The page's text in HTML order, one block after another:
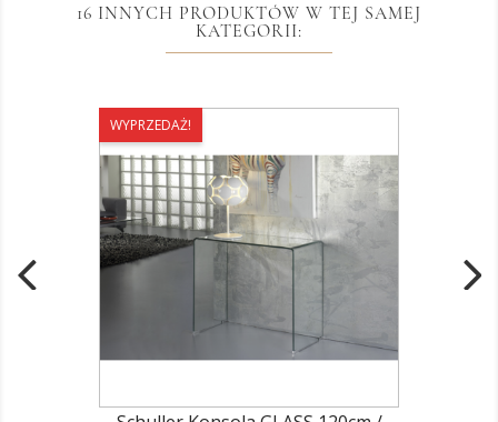
16 INNYCH PRODUKTÓW W TEJ SAMEJ
KATEGORII:
WYPRZEDAŻ!